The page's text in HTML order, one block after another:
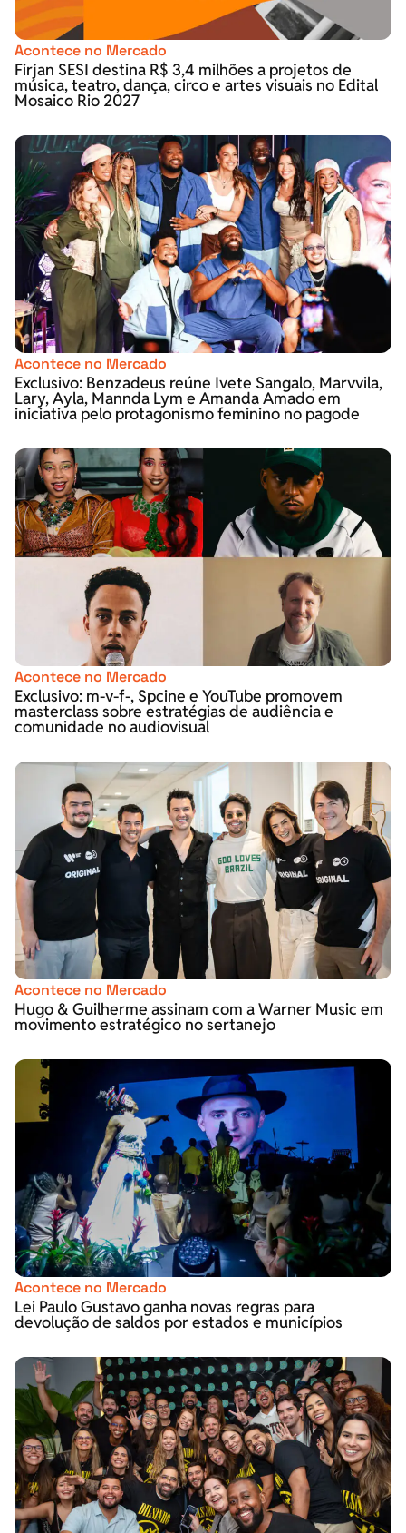
Acontece no Mercado
Firjan SESI destina R$ 3,4 milhões a projetos de
música, teatro, dança, circo e artes visuais no Edital
Mosaico Rio 2027
Acontece no Mercado
Exclusivo: Benzadeus reúne Ivete Sangalo, Marvvila,
Lary, Ayla, Mannda Lym e Amanda Amado em
iniciativa pelo protagonismo feminino no pagode
Acontece no Mercado
Exclusivo: m-v-f-, Spcine e YouTube promovem
masterclass sobre estratégias de audiência e
comunidade no audiovisual
Acontece no Mercado
Hugo & Guilherme assinam com a Warner Music em
movimento estratégico no sertanejo
Acontece no Mercado
Lei Paulo Gustavo ganha novas regras para
devolução de saldos por estados e municípios